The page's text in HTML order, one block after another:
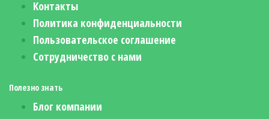
Контакты
Политика конфиденциальности
Пользовательское соглашение
Сотрудничество с нами
Полезно знать
Блог компании